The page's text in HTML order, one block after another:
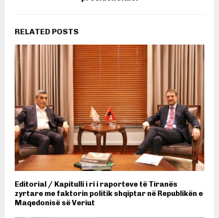
RELATED POSTS
Editorial / Kapitulli i ri i raporteve të Tiranës
zyrtare me faktorin politik shqiptar në Republikën e
Maqedonisë së Veriut